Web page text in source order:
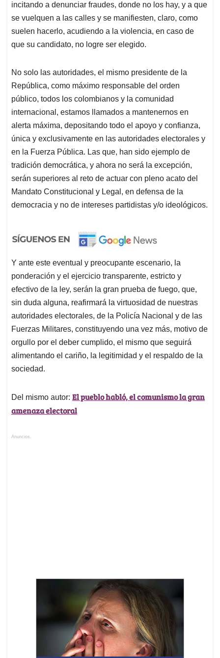
incitando a denunciar fraudes, donde no los hay, y a que
se vuelquen a las calles y se manifiesten, claro, como
suelen hacerlo, acudiendo a la violencia, en caso de
que su candidato, no logre ser elegido.
No solo las autoridades, el mismo presidente de la
República, como máximo responsable del orden
público, todos los colombianos y la comunidad
internacional, estamos llamados a mantenernos en
alerta máxima, depositando todo el apoyo y confianza,
única y exclusivamente en las autoridades electorales y
en la Fuerza Pública. Las que, han sido ejemplo de
tradición democrática, y ahora no será la excepción,
serán superiores al reto de actuar con pleno acato del
Mandato Constitucional y Legal, en defensa de la
democracia y no de intereses partidistas y/o ideológicos.
Y ante este eventual y preocupante escenario, la
ponderación y el ejercicio transparente, estricto y
efectivo de la ley, serán la gran prueba de fuego, que,
sin duda alguna, reafirmará la virtuosidad de nuestras
autoridades electorales, de la Policía Nacional y de las
Fuerzas Militares, constituyendo una vez más, motivo de
orgullo por el deber cumplido, el mismo que seguirá
alimentando el cariño, la legitimidad y el respaldo de la
sociedad.
Del mismo autor: El pueblo habló, el comunismo la gran
amenaza electoral
Anuncios.